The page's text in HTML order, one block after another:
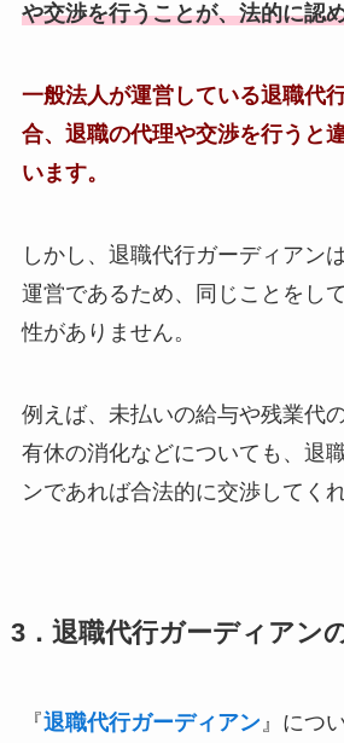
や交渉を行うことが、法的に認
一般法人が運営している退職代
合、退職の代理や交渉を行うと
います。
しかし、退職代行ガーディアン
運営であるため、同じことをし
性がありません。
例えば、未払いの給与や残業代
有休の消化などについても、退
ンであれば合法的に交渉してくれ
3．退職代行ガーディアン
『退職代行ガーディアン』につ